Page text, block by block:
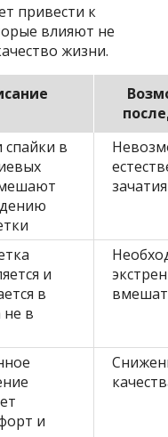
привести к
влияют не
жизни.
спайки в
зачатия
и
в
не в
и